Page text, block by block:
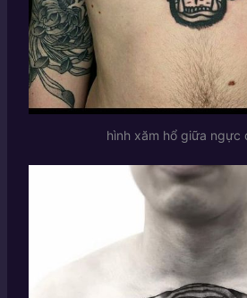
hình xăm hổ giữa ngực